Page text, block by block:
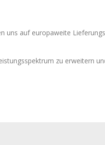
uns auf europaweite
zu erweitern